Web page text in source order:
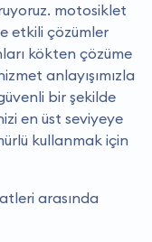
motosiklet
etkili çözümler
kökten çözüme
anlayışımızla
bir şekilde
en üst seviyeye
kullanmak için
arasında